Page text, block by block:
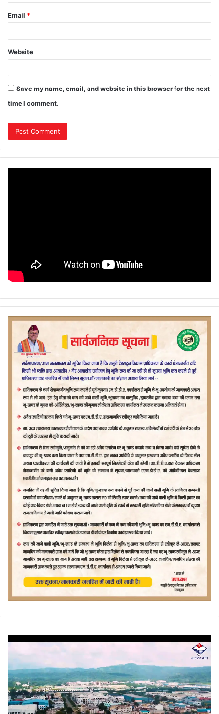
Email *
Website
Save my name, email, and website in this browser for the next
time I comment.